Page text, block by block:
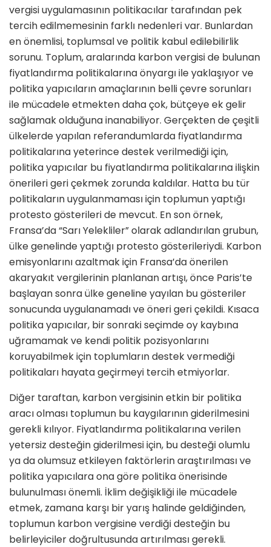
vergisi uygulamasının politikacılar tarafından pek
tercih edilmemesinin farklı nedenleri var. Bunlardan
en önemlisi, toplumsal ve politik kabul edilebilirlik
sorunu. Toplum, aralarında karbon vergisi de bulunan
fiyatlandırma politikalarına önyargı ile yaklaşıyor ve
politika yapıcıların amaçlarının belli çevre sorunları
ile mücadele etmekten daha çok, bütçeye ek gelir
sağlamak olduğuna inanabiliyor. Gerçekten de çeşitli
ülkelerde yapılan referandumlarda fiyatlandırma
politikalarına yeterince destek verilmediği için,
politika yapıcılar bu fiyatlandırma politikalarına ilişkin
önerileri geri çekmek zorunda kaldılar. Hatta bu tür
politikaların uygulanmaması için toplumun yaptığı
protesto gösterileri de mevcut. En son örnek,
Fransa’da “Sarı Yelekliler” olarak adlandırılan grubun,
ülke genelinde yaptığı protesto gösterileriydi. Karbon
emisyonlarını azaltmak için Fransa’da önerilen
akaryakıt vergilerinin planlanan artışı, önce Paris’te
başlayan sonra ülke geneline yayılan bu gösteriler
sonucunda uygulanamadı ve öneri geri çekildi. Kısaca
politika yapıcılar, bir sonraki seçimde oy kaybına
uğramamak ve kendi politik pozisyonlarını
koruyabilmek için toplumların destek vermediği
politikaları hayata geçirmeyi tercih etmiyorlar.
Diğer taraftan, karbon vergisinin etkin bir politika
aracı olması toplumun bu kaygılarının giderilmesini
gerekli kılıyor. Fiyatlandırma politikalarına verilen
yetersiz desteğin giderilmesi için, bu desteği olumlu
ya da olumsuz etkileyen faktörlerin araştırılması ve
politika yapıcılara ona göre politika önerisinde
bulunulması önemli. İklim değişikliği ile mücadele
etmek, zamana karşı bir yarış halinde geldiğinden,
toplumun karbon vergisine verdiği desteğin bu
belirleyiciler doğrultusunda artırılması gerekli.